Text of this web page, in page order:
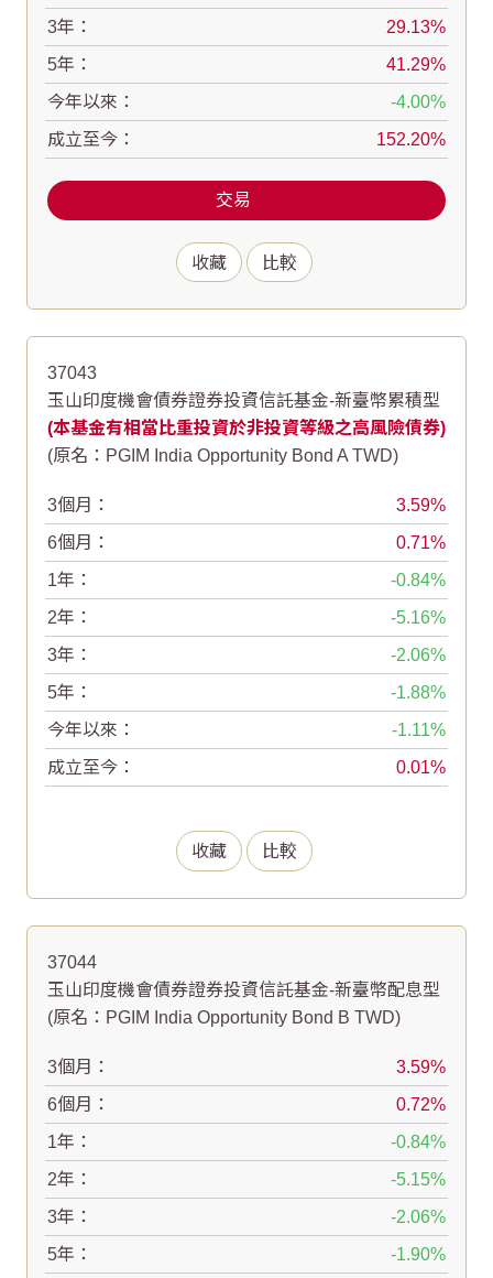
收藏 比較
3年：
29.13
5年：
41.29
今年以來：
-4.00
成立至今：
152.20
交易
收藏 比較
37043
玉山印度機會債券證券投資信託基金-新臺幣累積型
(本基金有相當比重投資於非投資等級之高風險債券)
(原名：PGIM India Opportunity Bond A TWD)
3個月：
3.59
6個月：
0.71
1年：
-0.84
2年：
-5.16
3年：
-2.06
5年：
-1.88
今年以來：
-1.11
成立至今：
0.01
37044
玉山印度機會債券證券投資信託基金-新臺幣配息型
(原名：PGIM India Opportunity Bond B TWD)
3個月：
3.59
6個月：
0.72
1年：
-0.84
2年：
-5.15
3年：
-2.06
5年：
-1.90